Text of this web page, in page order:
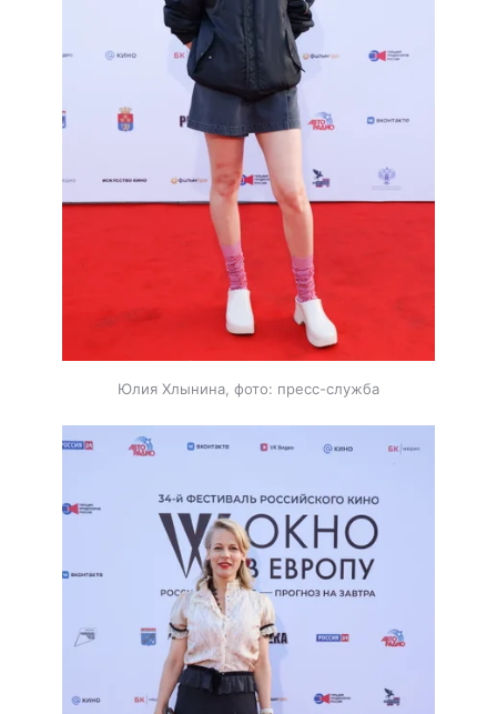
Юлия Хлынина, фото: пресс-служба